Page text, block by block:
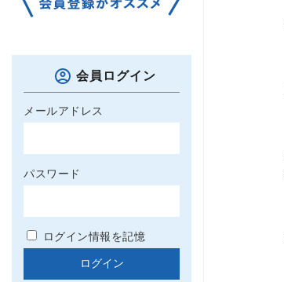
会員ログイン
メールアドレス
パスワード
ログイン情報を記憶